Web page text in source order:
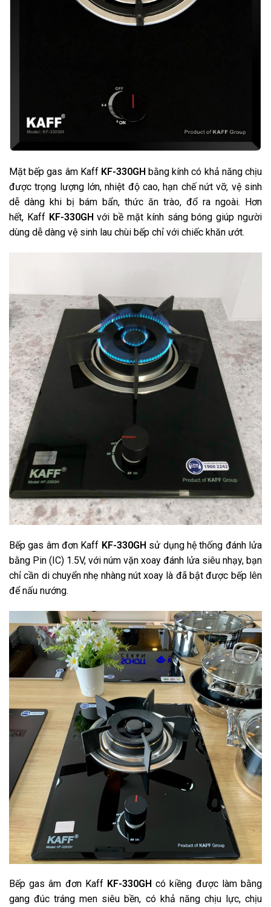
Mặt bếp gas âm Kaff KF-330GH bằng kính có khả năng chịu
được trọng lượng lớn, nhiệt độ cao, hạn chế nứt vỡ, vệ sinh
dễ dàng khi bị bám bẩn, thức ăn trào, đổ ra ngoài. Hơn
hết, Kaff KF-330GH với bề mặt kính sáng bóng giúp người
dùng dễ dàng vệ sinh lau chùi bếp chỉ với chiếc khăn ướt.
Bếp gas âm đơn Kaff KF-330GH sử dụng hệ thống đánh lửa
bằng Pin (IC) 1.5V, với núm vặn xoay đánh lửa siêu nhạy, bạn
chỉ cần di chuyển nhẹ nhàng nút xoay là đã bật được bếp lên
để nấu nướng.
Bếp gas âm đơn Kaff KF-330GH có kiềng được làm bằng
gang đúc tráng men siêu bền, có khả năng chịu lực, chịu